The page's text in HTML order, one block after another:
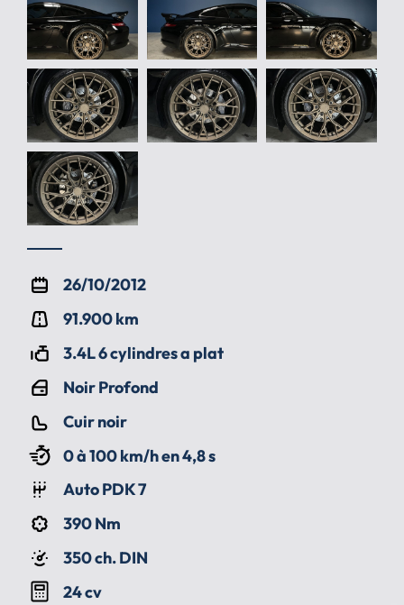
26/10/2012
91.900 km
3.4L 6 cylindres a plat
Noir Profond
Cuir noir
0 à 100 km/h en 4,8 s
Auto PDK 7
390 Nm
350 ch. DIN
24 cv